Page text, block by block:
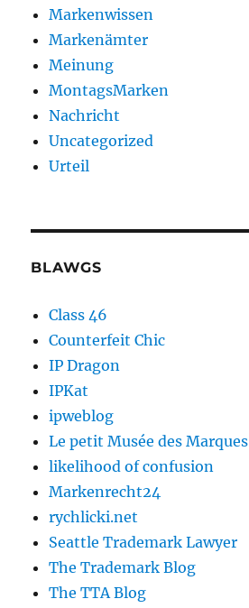
Markenwissen
Markenämter
Meinung
MontagsMarken
Nachricht
Uncategorized
Urteil
BLAWGS
Class 46
Counterfeit Chic
IP Dragon
IPKat
ipweblog
Le petit Musée des Marques
likelihood of confusion
Markenrecht24
rychlicki.net
Seattle Trademark Lawyer
The Trademark Blog
The TTA Blog